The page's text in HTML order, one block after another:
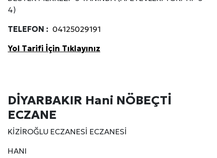
4)
TELEFON : 04125029191
Yol Tarifi İçin Tıklayınız
DİYARBAKIR Hani NÖBEÇTİ
ECZANE
KİZİROĞLU ECZANESİ ECZANESİ
HANISite İçi (On-Page) SEO Hizmeti: Web Sitenizin